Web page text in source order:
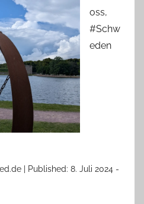
oss,
#Schw
eden
Published: 8. Juli 2024 -